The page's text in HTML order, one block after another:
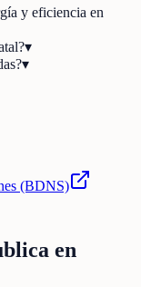
y eficiencia en
▾
▾
(BDNS)
en